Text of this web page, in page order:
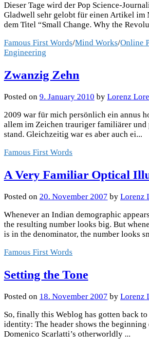
Dieser Tage wird der Pop Science-
Gladwell sehr gelobt für einen Artikel im
dem Titel “Small Change. Why the
Famous First Words/Mind Works/Online
Engineering
Zwanzig Zehn
Posted on 9. January 2010 by Lorenz
2009 war für mich persönlich ein annus
allem im Zeichen trauriger familiärer und
stand. Gleichzeitig war es aber auch ei...
Famous First Words
A Very Familiar Optical
Posted on 20. November 2007 by Lorenz
Whenever an Indian demographic
the resulting number looks big. But
is in the denominator, the number looks
Famous First Words
Setting the Tone
Posted on 18. November 2007 by Lorenz
So, finally this Weblog has gotten back
identity: The header shows the
Domenico Scarlatti’s otherworldly ...